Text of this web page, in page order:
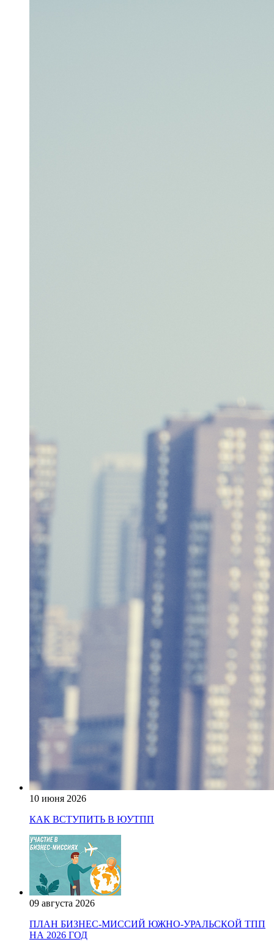
10 июня 2026
КАК ВСТУПИТЬ В ЮУТПП
09 августа 2026
ПЛАН БИЗНЕС-МИССИЙ ЮЖНО-УРАЛЬСКОЙ ТПП
НА 2026 ГОД